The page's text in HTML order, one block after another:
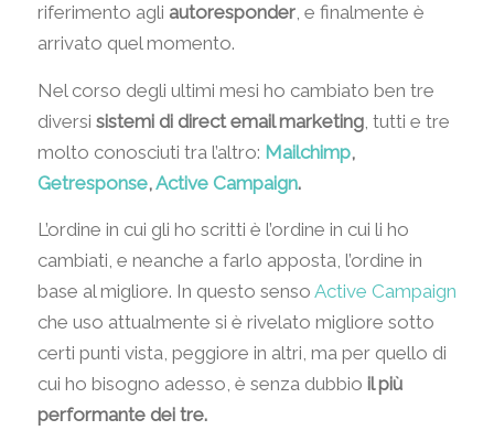
riferimento agli autoresponder, e finalmente è
arrivato quel momento.
Nel corso degli ultimi mesi ho cambiato ben tre
diversi sistemi di direct email marketing, tutti e tre
molto conosciuti tra l’altro: Mailchimp,
Getresponse,Active Campaign.
L’ordine in cui gli ho scritti è l’ordine in cui li ho
cambiati, e neanche a farlo apposta, l’ordine in
base al migliore. In questo senso Active Campaign
che uso attualmente si è rivelato migliore sotto
certi punti vista, peggiore in altri, ma per quello di
cui ho bisogno adesso, è senza dubbio il più
performante dei tre.